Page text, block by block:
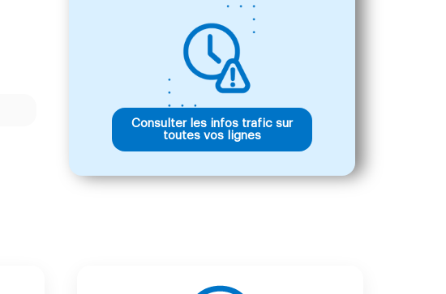
Consulter les infos trafic sur
toutes vos lignes